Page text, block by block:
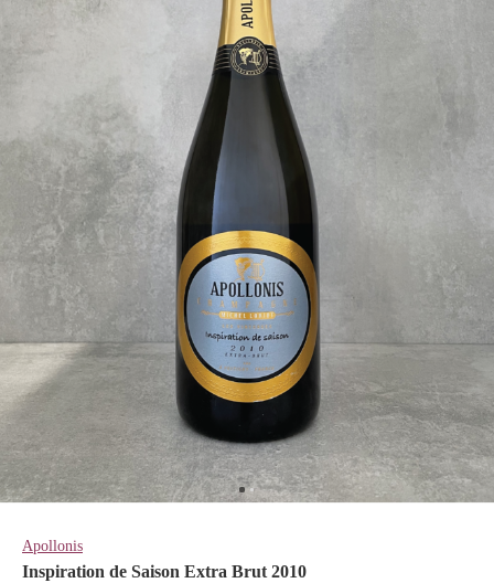
Apollonis
Inspiration de Saison Extra Brut 2010